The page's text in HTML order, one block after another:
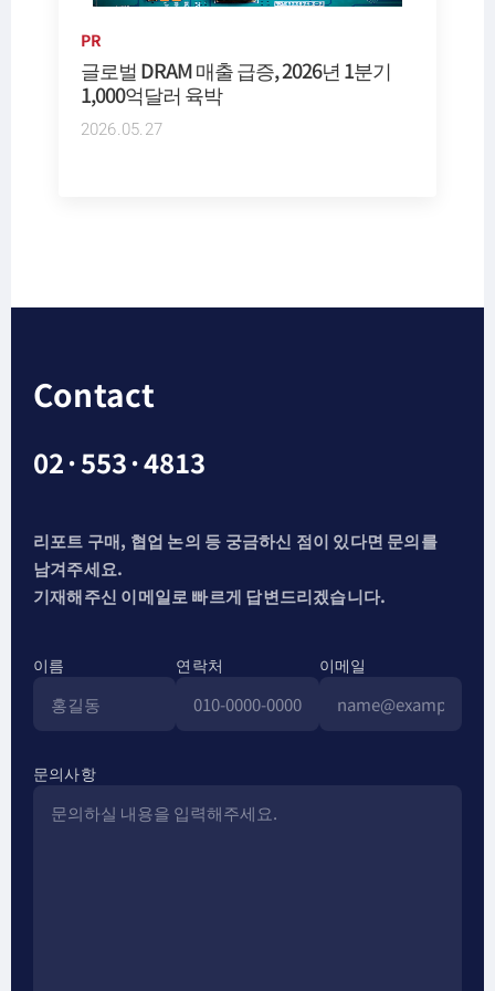
PR
글로벌 DRAM 매출 급증, 2026년 1분기
1,000억달러 육박
2026.05.27
Contact
02·553·4813
리포트 구매, 협업 논의 등 궁금하신 점이 있다면 문의를
남겨주세요.
기재해주신 이메일로 빠르게 답변드리겠습니다.
이름 연락처 이메일
문의사항